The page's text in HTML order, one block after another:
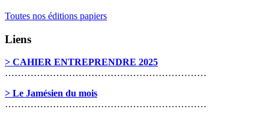
Toutes nos éditions papiers
Liens
> CAHIER ENTREPRENDRE 2025
………………………………………………………
> Le Jamésien du mois
………………………………………………………